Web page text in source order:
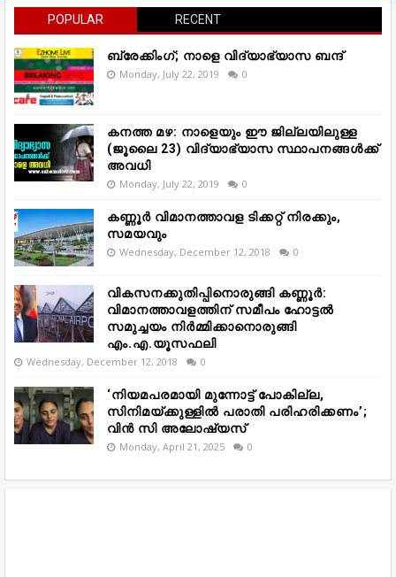
POPULAR RECENT
ബ്രേക്കിംഗ്; നാളെ വിദ്യാഭ്യാസ ബന്ദ്
Monday, July 22, 2019 0
കനത്ത മഴ: നാളെയും ഈ ജില്ലയിലുള്ള
(ജൂലൈ 23) വിദ്യാഭ്യാസ സ്ഥാപനങ്ങൾക്ക്
അവധി
Monday, July 22, 2019 0
കണ്ണൂർ വിമാനത്താവള ടിക്കറ്റ് നിരക്കും,
സമയവും
Wednesday, December 12, 2018 0
വികസനക്കുതിപ്പിനൊരുങ്ങി കണ്ണൂർ:
വിമാനത്താവളത്തിന് സമീപം ഹോട്ടൽ
സമുച്ചയം നിർമ്മിക്കാനൊരുങ്ങി
എം.എ.യൂസഫലി
Wednesday, December 12, 2018 0
‘നിയമപരമായി മുന്നോട്ട് പോകില്ല,
സിനിമയ്ക്കുള്ളിൽ പരാതി പരിഹരിക്കണം’;
വിൻ സി അലോഷ്യസ്
Monday, April 21, 2025 0